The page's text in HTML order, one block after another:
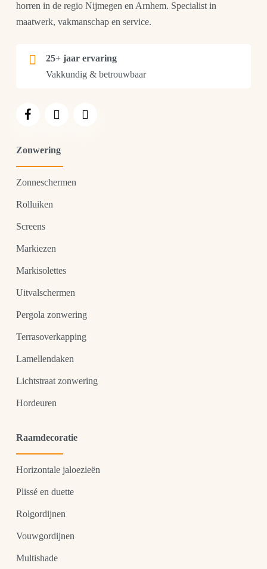
horren in de regio Nijmegen en Arnhem. Specialist in
maatwerk, vakmanschap en service.
25+ jaar ervaring
Vakkundig & betrouwbaar
Zonwering
Zonneschermen
Rolluiken
Screens
Markiezen
Markisolettes
Uitvalschermen
Pergola zonwering
Terrasoverkapping
Lamellendaken
Lichtstraat zonwering
Hordeuren
Raamdecoratie
Horizontale jaloezieën
Plissé en duette
Rolgordijnen
Vouwgordijnen
Multishade